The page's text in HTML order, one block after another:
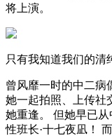
将上演。
只有我知道我们的清
曾风靡一时的中二
她一起拍照、上传社
她重逢。 但她早已
性班长·十七夜凪！